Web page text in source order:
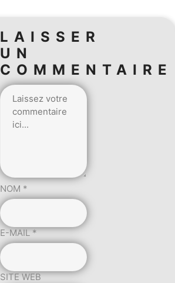
LAISSER
UN
COMMENTAIRE
NOM *
E-MAIL*
SITE WEB